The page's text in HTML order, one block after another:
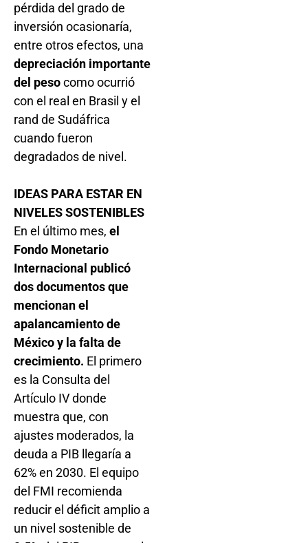
pérdida del grado de
inversión ocasionaría,
entre otros efectos, una
depreciación importante
del pesocomo ocurrió
con el real en Brasil y el
rand de Sudáfrica
cuando fueron
degradados de nivel.
IDEAS PARA ESTAR EN
NIVELES SOSTENIBLES
En el último mes, el
Fondo Monetario
Internacional publicó
dos documentos que
mencionan el
apalancamiento de
México y la falta de
crecimiento. El primero
es la Consulta del
Artículo IV donde
muestra que, con
ajustes moderados, la
deuda a PIB llegaría a
62% en 2030. El equipo
del FMI recomienda
reducir el déficit amplio a
un nivel sostenible de